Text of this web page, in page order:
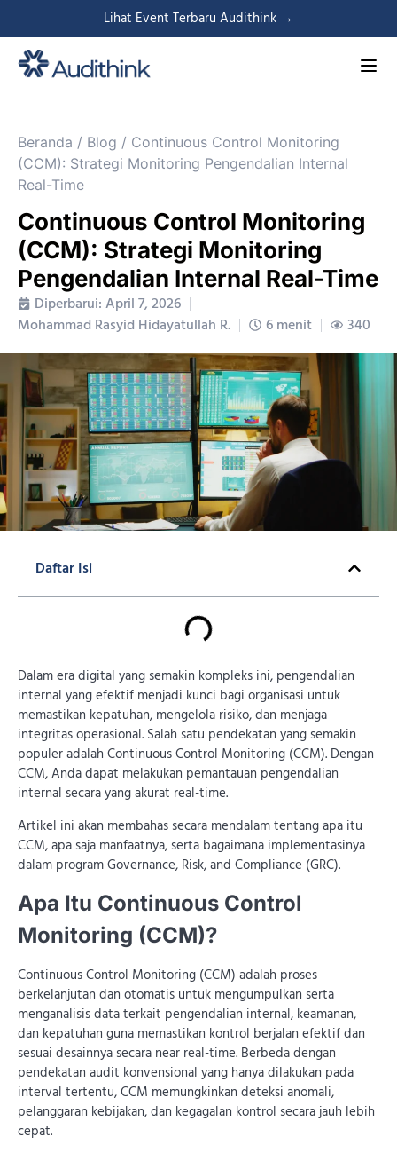
Lihat Event Terbaru Audithink →
Beranda / Blog / Continuous Control Monitoring
(CCM): Strategi Monitoring Pengendalian Internal
Real-Time
Continuous Control Monitoring
(CCM): Strategi Monitoring
Pengendalian Internal Real-Time
Diperbarui: April 7, 2026
Mohammad Rasyid Hidayatullah R.
6 menit 340
Daftar Isi
Dalam era digital yang semakin kompleks ini, pengendalian
internal yang efektif menjadi kunci bagi organisasi untuk
memastikan kepatuhan, mengelola risiko, dan menjaga
integritas operasional. Salah satu pendekatan yang semakin
populer adalah Continuous Control Monitoring (CCM). Dengan
CCM, Anda dapat melakukan pemantauan pengendalian
internal secara yang akurat real-time.
Artikel ini akan membahas secara mendalam tentang apa itu
CCM, apa saja manfaatnya, serta bagaimana implementasinya
dalam program Governance, Risk, and Compliance (GRC).
Apa Itu Continuous Control
Monitoring (CCM)?
Continuous Control Monitoring (CCM) adalah proses
berkelanjutan dan otomatis untuk mengumpulkan serta
menganalisis data terkait pengendalian internal, keamanan,
dan kepatuhan guna memastikan kontrol berjalan efektif dan
sesuai desainnya secara near real-time. Berbeda dengan
pendekatan audit konvensional yang hanya dilakukan pada
interval tertentu, CCM memungkinkan deteksi anomali,
pelanggaran kebijakan, dan kegagalan kontrol secara jauh lebih
cepat.